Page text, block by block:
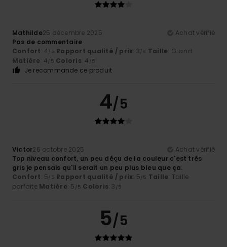
Mathilde25 décembre 2025
Achat vérifié
Pas de commentaire
Confort: 4/5 Rapport qualité / prix: 3/5 Taille: Grand
Matière: 4/5 Coloris: 4 /5
Je recommande ce produit
4/5
Victor26 octobre 2025
Achat vérifié
Top niveau confort, un peu déçu de la couleur c'est très
gris je pensais qu'il serait un peu plus bleu que ça.
Confort: 5/5 Rapport qualité / prix: 5/5 Taille: Taille
parfaite Matière: 5 /5 Coloris: 3 /5
5/5